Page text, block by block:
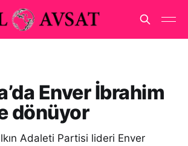
Enver İbrahim
dönüyor
Adaleti Partisi lideri Enver